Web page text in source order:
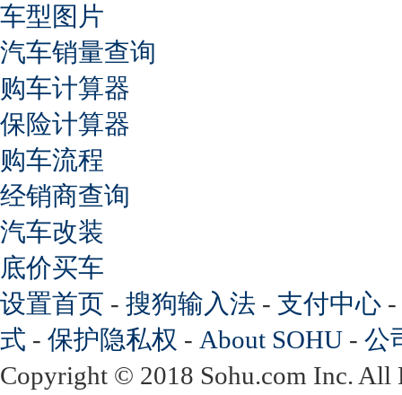
车型图片
汽车销量查询
购车计算器
保险计算器
购车流程
经销商查询
汽车改装
底价买车
设置首页 - 搜狗输入法 - 支付中心 -
式 - 保护隐私权 - About SOHU - 公
Copyright © 2018 Sohu.com Inc.